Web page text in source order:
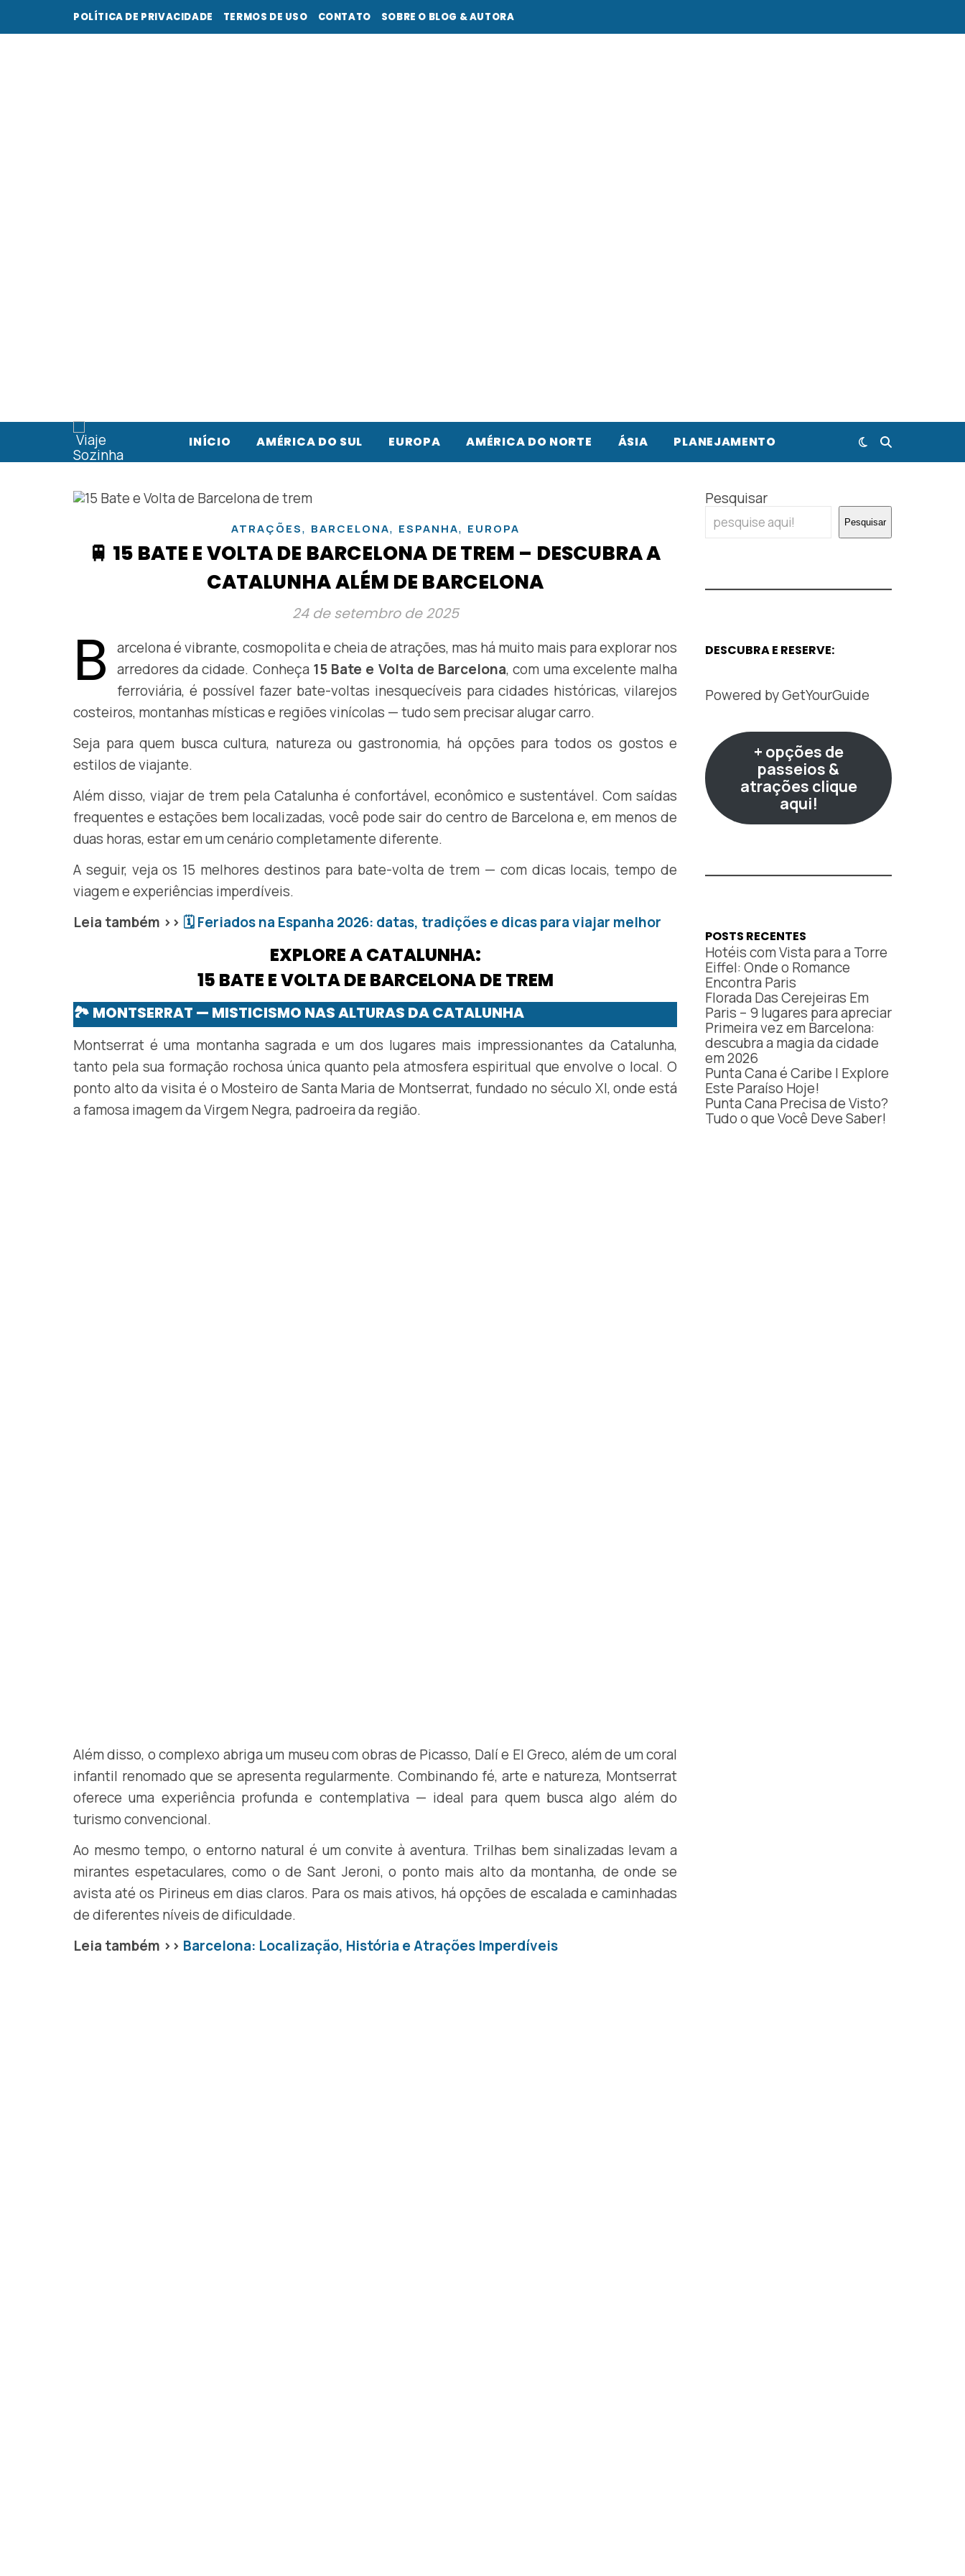
POLÍTICA DE PRIVACIDADE TERMOS DE USO CONTATO SOBRE O BLOG & AUTORA
INÍCIO AMÉRICA DO SUL EUROPA AMÉRICA DO NORTE ÁSIA PLANEJAMENTO
ATRAÇÕES, BARCELONA, ESPANHA, EUROPA
🚆 15 BATE E VOLTA DE BARCELONA DE TREM – DESCUBRA A
CATALUNHA ALÉM DE BARCELONA
24 de setembro de 2025
B
arcelona é vibrante, cosmopolita e cheia de atrações, mas há muito mais para explorar nos
arredores da cidade. Conheça 15 Bate e Volta de Barcelona, com uma excelente malha
ferroviária, é possível fazer bate-voltas inesquecíveis para cidades históricas, vilarejos
costeiros, montanhas místicas e regiões vinícolas — tudo sem precisar alugar carro.
Seja para quem busca cultura, natureza ou gastronomia, há opções para todos os gostos e
estilos de viajante.
Além disso, viajar de trem pela Catalunha é confortável, econômico e sustentável. Com saídas
frequentes e estações bem localizadas, você pode sair do centro de Barcelona e, em menos de
duas horas, estar em um cenário completamente diferente.
A seguir, veja os 15 melhores destinos para bate-volta de trem — com dicas locais, tempo de
viagem e experiências imperdíveis.
Leia também >> 🗓 Feriados na Espanha 2026: datas, tradições e dicas para viajar melhor
EXPLORE A CATALUNHA:
15 BATE E VOLTA DE BARCELONA DE TREM
🏞️ MONTSERRAT — MISTICISMO NAS ALTURAS DA CATALUNHA
Montserrat é uma montanha sagrada e um dos lugares mais impressionantes da Catalunha,
tanto pela sua formação rochosa única quanto pela atmosfera espiritual que envolve o local. O
ponto alto da visita é o Mosteiro de Santa Maria de Montserrat, fundado no século XI, onde está
a famosa imagem da Virgem Negra, padroeira da região.
Além disso, o complexo abriga um museu com obras de Picasso, Dalí e El Greco, além de um coral
infantil renomado que se apresenta regularmente. Combinando fé, arte e natureza, Montserrat
oferece uma experiência profunda e contemplativa — ideal para quem busca algo além do
turismo convencional.
Ao mesmo tempo, o entorno natural é um convite à aventura. Trilhas bem sinalizadas levam a
mirantes espetaculares, como o de Sant Jeroni, o ponto mais alto da montanha, de onde se
avista até os Pirineus em dias claros. Para os mais ativos, há opções de escalada e caminhadas
de diferentes níveis de dificuldade.
Leia também >> Barcelona: Localização, História e Atrações Imperdíveis
Pesquisar
Pesquisar
DESCUBRA E RESERVE:
Powered byGetYourGuide
+ opções de
passeios &
atrações clique
aqui!
POSTS RECENTES
Hotéis com Vista para a Torre
Eiffel: Onde o Romance
Encontra Paris
Florada Das Cerejeiras Em
Paris – 9 lugares para apreciar
Primeira vez em Barcelona:
descubra a magia da cidade
em 2026
Punta Cana é Caribe | Explore
Este Paraíso Hoje!
Punta Cana Precisa de Visto?
Tudo o que Você Deve Saber!